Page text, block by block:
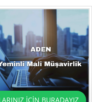
İÇİN BURADAYIZ